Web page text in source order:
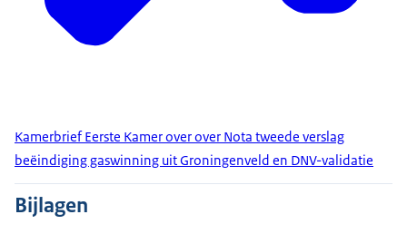
Kamerbrief Eerste Kamer over over Nota tweede verslag
beëindiging gaswinning uit Groningenveld en DNV-validatie
Bijlagen